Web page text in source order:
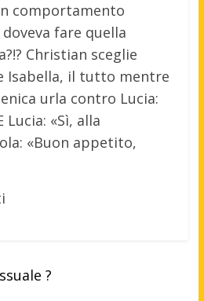
comportamento
fare quella
Christian sceglie
Isabella, il tutto mentre
urla contro Lucia:
Lucia: «Sì, alla
«Buon appetito,
?